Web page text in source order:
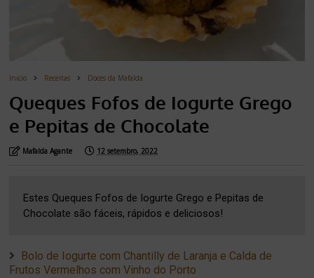
Inicio Receitas Doces da Mafalda
Queques Fofos de Iogurte Grego
e Pepitas de Chocolate
Mafalda Agante 12 setembro, 2022
Estes Queques Fofos de Iogurte Grego e Pepitas de
Chocolate são fáceis, rápidos e deliciosos!
Bolo de Iogurte com Chantilly de Laranja e Calda de
Frutos Vermelhos com Vinho do Porto